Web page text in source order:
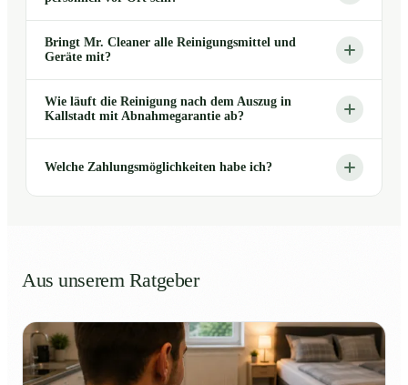
Bringt Mr. Cleaner alle Reinigungsmittel und
Geräte mit?
Wie läuft die Reinigung nach dem Auszug in
Kallstadt mit Abnahmegarantie ab?
Welche Zahlungsmöglichkeiten habe ich?
Aus unserem Ratgeber